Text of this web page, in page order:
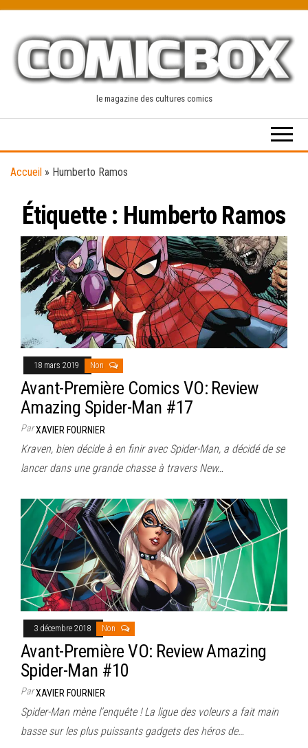
content
le magazine des cultures comics
Accueil » Humberto Ramos
Étiquette : Humberto Ramos
18 mars 2019 Non
Avant-Première Comics VO: Review
Amazing Spider-Man #17
ParXAVIER FOURNIER
Kraven, bien décide à en finir avec Spider-Man, a décidé de se
lancer dans une grande chasse à travers New…
3 décembre 2018 Non
Avant-Première VO: Review Amazing
Spider-Man #10
ParXAVIER FOURNIER
Spider-Man mène l’enquête ! La ligue des voleurs a fait main
basse sur les plus puissants gadgets des héros de…